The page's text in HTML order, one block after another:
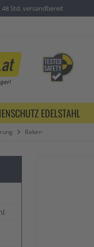
Std. versandbereit
EDELSTAHL
Baken